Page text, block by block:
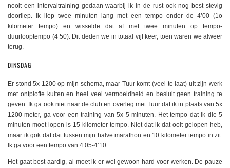
nooit een intervaltraining gedaan waarbij ik in de rust ook nog best stevig
doorliep. Ik liep twee minuten lang met een tempo onder de 4’00 (1o
kilometer tempo) en wisselde dat af met twee minuten op tempo-
duurlooptempo (4’50). Dit deden we in totaal vijf keer, toen waren we alweer
terug.
DINSDAG
Er stond 5x 1200 op mijn schema, maar Tuur komt (veel te laat) uit zijn werk
met ontplofte kuiten en heel veel vermoeidheid en besluit geen training te
geven. Ik ga ook niet naar de club en overleg met Tuur dat ik in plaats van 5x
1200 meter, ga voor een training van 5x 5 minuten. Het tempo dat ik die 5
minuten moet lopen is 15-kilometer-tempo. Niet dat ik dat ooit gelopen heb,
maar ik gok dat dat tussen mijn halve marathon en 10 kilometer tempo in zit.
Ik ga voor een tempo van 4’05-4’10.
Het gaat best aardig, al moet ik er wel gewoon hard voor werken. De pauze